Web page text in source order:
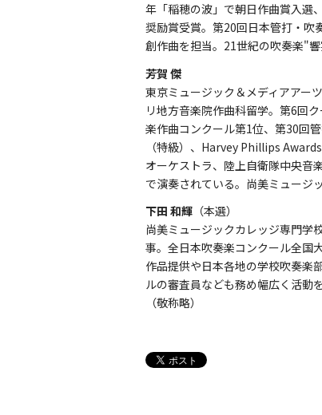
年「稲穂の波」で朝日作曲賞入選
奨励賞受賞。第20回日本管打・吹
創作曲を担当。21世紀の吹奏楽"
芳賀 傑
東京ミュージック＆メディアアー
リ地方音楽院作曲科留学。第6回
楽作曲コンクール第1位、第30回
（特級）、Harvey Phillips
オーケストラ、陸上自衛隊中央音
で演奏されている。尚美ミュージ
下田 和輝 （本選）
尚美ミュージックカレッジ専門学
事。全日本吹奏楽コンクール全国
作品提供や日本各地の学校吹奏楽
ルの審査員なども務め幅広く活動
（敬称略）